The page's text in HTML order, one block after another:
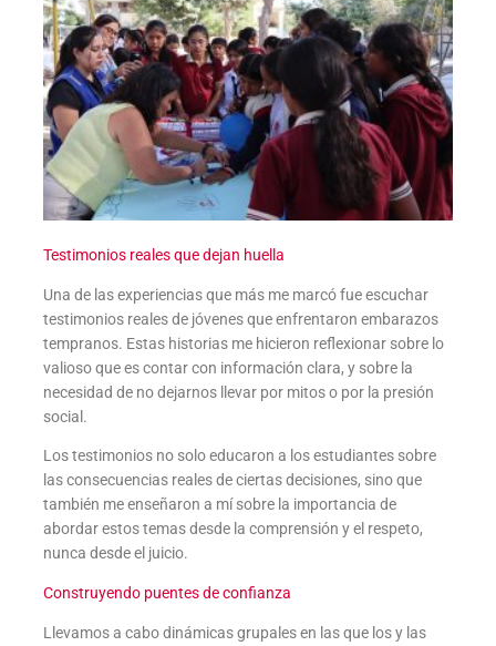
Testimonios reales que dejan huella
Una de las experiencias que más me marcó fue escuchar
testimonios reales de jóvenes que enfrentaron embarazos
tempranos. Estas historias me hicieron reflexionar sobre lo
valioso que es contar con información clara, y sobre la
necesidad de no dejarnos llevar por mitos o por la presión
social.
Los testimonios no solo educaron a los estudiantes sobre
las consecuencias reales de ciertas decisiones, sino que
también me enseñaron a mí sobre la importancia de
abordar estos temas desde la comprensión y el respeto,
nunca desde el juicio.
Construyendo puentes de confianza
Llevamos a cabo dinámicas grupales en las que los y las